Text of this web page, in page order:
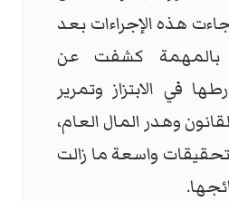
هذه الإجراءات بعد
بالمهمة كشفت عن
في الابتزاز وتمرير
وهدر المال العام،
واسعة ما زالت